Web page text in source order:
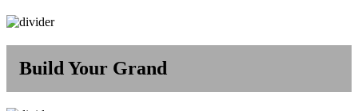
Build Your Grand